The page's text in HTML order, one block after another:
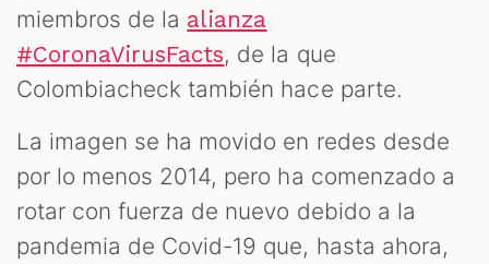
miembros de la alianza
#CoronaVirusFacts, de la que
Colombiacheck también hace parte.
La imagen se ha movido en redes desde
por lo menos 2014, pero ha comenzado a
rotar con fuerza de nuevo debido a la
pandemia de Covid-19 que, hasta ahora,